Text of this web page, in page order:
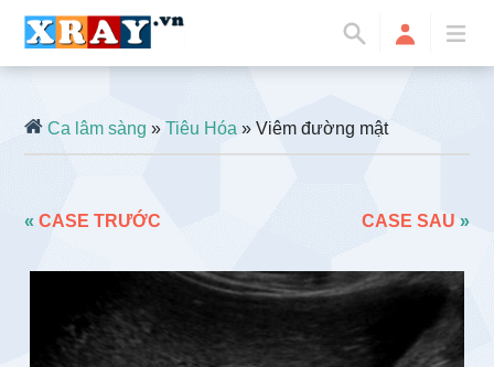
Ca lâm sàng »Tiêu Hóa » Viêm đường mật
«CASE TRƯỚC CASE SAU »